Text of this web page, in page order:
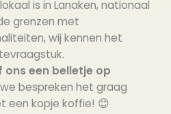
is in Lanaken, nationaal
grenzen met
wij kennen het
ons een belletje op
bespreken het graag
een kopje koffie! 😊